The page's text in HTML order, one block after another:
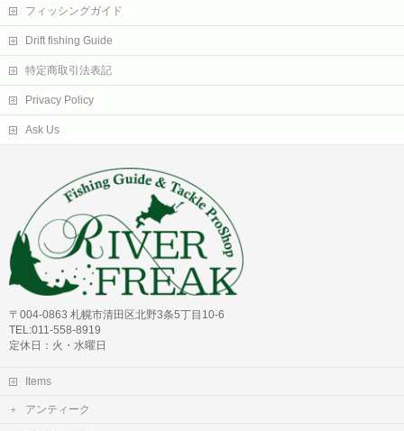
フィッシングガイド
Drift fishing Guide
特定商取引法表記
Privacy Policy
Ask Us
〒004-0863 札幌市清田区北野3条5丁目10-6
TEL:011-558-8919
定休日：火・水曜日
Items
アンティーク